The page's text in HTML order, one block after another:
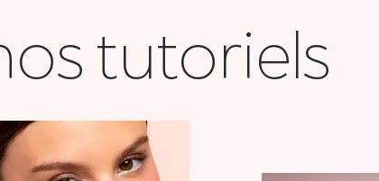
tutoriels